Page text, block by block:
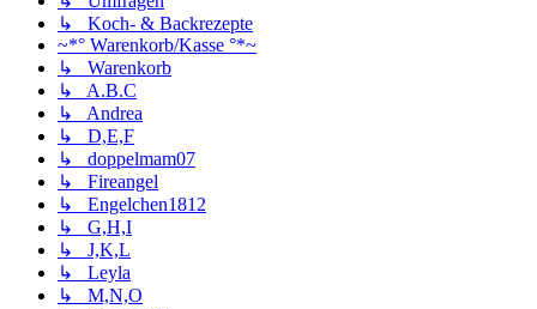
↳ Koch- & Backrezepte
~*° Warenkorb/Kasse °*~
↳ Warenkorb
↳ A.B.C
↳ Andrea
↳ D,E,F
↳ doppelmam07
↳ Fireangel
↳ Engelchen1812
↳ G,H,I
↳ J,K,L
↳ Leyla
↳ M,N,O